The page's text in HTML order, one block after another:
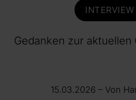
INTERVIEW
Gedanken zur aktuellen
15.03.2026 – Von